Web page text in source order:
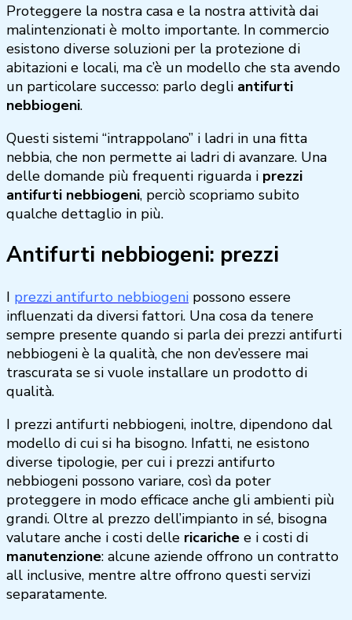
Proteggere la nostra casa e la nostra attività dai
malintenzionati è molto importante. In commercio
esistono diverse soluzioni per la protezione di
abitazioni e locali, ma c’è un modello che sta avendo
un particolare successo: parlo degli antifurti
nebbiogeni.
Questi sistemi “intrappolano” i ladri in una fitta
nebbia, che non permette ai ladri di avanzare. Una
delle domande più frequenti riguarda i prezzi
antifurti nebbiogeni, perciò scopriamo subito
qualche dettaglio in più.
Antifurti nebbiogeni: prezzi
I prezzi antifurto nebbiogeni possono essere
influenzati da diversi fattori. Una cosa da tenere
sempre presente quando si parla dei prezzi antifurti
nebbiogeni è la qualità, che non dev’essere mai
trascurata se si vuole installare un prodotto di
qualità.
I prezzi antifurti nebbiogeni, inoltre, dipendono dal
modello di cui si ha bisogno. Infatti, ne esistono
diverse tipologie, per cui i prezzi antifurto
nebbiogeni possono variare, così da poter
proteggere in modo efficace anche gli ambienti più
grandi. Oltre al prezzo dell’impianto in sé, bisogna
valutare anche i costi delle ricariche e i costi di
manutenzione: alcune aziende offrono un contratto
all inclusive, mentre altre offrono questi servizi
separatamente.